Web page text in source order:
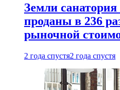
Земли
проданы в 236
рыночной
2 года спустя2 года спустя